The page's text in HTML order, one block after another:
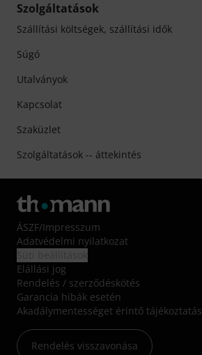
Szolgáltatások
Szállítási költségek, szállítási idők
Súgó
Utalványok
Kapcsolat
Szaküzlet
Szolgáltatások -- áttekintés
ÁSZF/Impresszum
Adatvédelmi nyilatkozat
Elállási jog
Rendelés / szerződéskötés
Garancia hibák esetén
Akadálymentességet érintő tájékoztatás
Rendelés visszavonása